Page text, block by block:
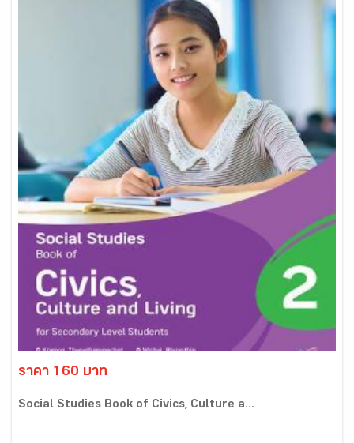
ราคา 160 บาท
Social Studies Book of Civics, Culture a...